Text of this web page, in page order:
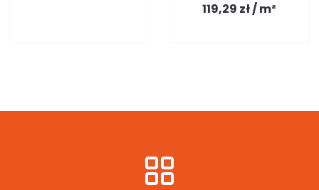
119,29 zł / m²